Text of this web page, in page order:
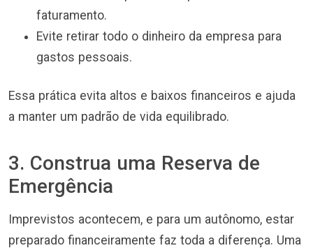
faturamento.
Evite retirar todo o dinheiro da empresa para
gastos pessoais.
Essa prática evita altos e baixos financeiros e ajuda
a manter um padrão de vida equilibrado.
3. Construa uma Reserva de
Emergência
Imprevistos acontecem, e para um autônomo, estar
preparado financeiramente faz toda a diferença. Uma